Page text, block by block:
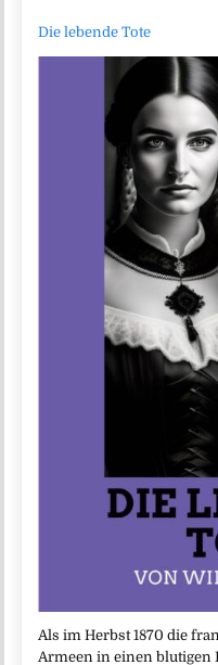
Die lebende Tote
Als im Herbst 1870 die
Armeen in einen blutigen